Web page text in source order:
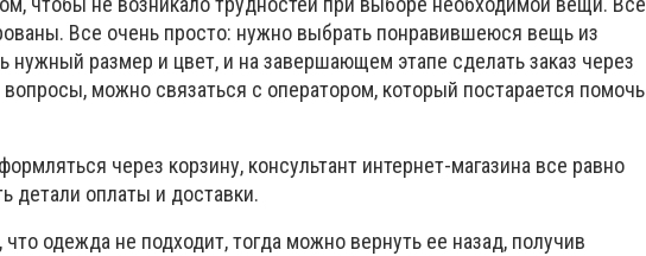
Все очень просто: нужно выбрать понравившеюся вещь из
нужный размер и цвет, и на завершающем этапе сделать заказ через
можно связаться с оператором, который постарается помочь
через корзину, консультант интернет-магазина все равно
детали оплаты и доставки.
что одежда не подходит, тогда можно вернуть ее назад, получив